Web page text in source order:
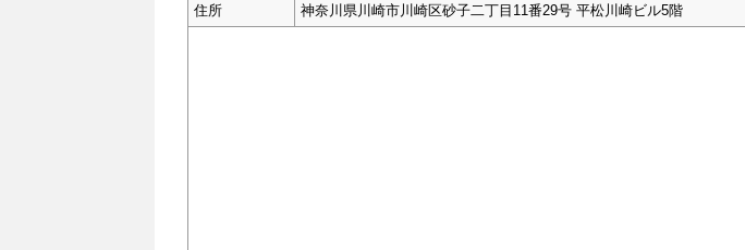
住所
神奈川県川崎市川崎区砂子二丁目11番29号 平松川崎ビル5階